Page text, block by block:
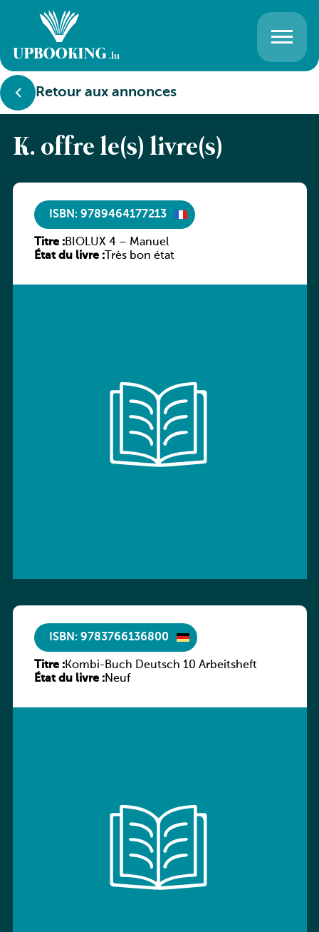
Retour aux annonces
K. offre le(s) livre(s)
ISBN: 9789464177213
Titre :BIOLUX 4 – Manuel
État du livre :Très bon état
ISBN: 9783766136800
Titre :Kombi-Buch Deutsch 10 Arbeitsheft
État du livre :Neuf